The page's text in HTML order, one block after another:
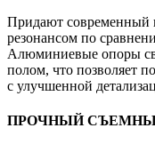
Придают
резонансом по
Алюминиевые опоры
полом, что позволяет
с улучшенной
ПРОЧНЫЙ